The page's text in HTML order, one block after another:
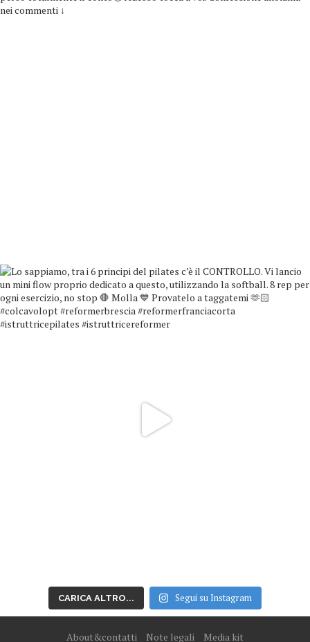
CARICA ALTRO... Segui su Instagram
About&contatti Note legali Media kit